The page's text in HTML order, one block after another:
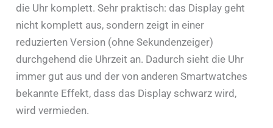
die Uhr komplett. Sehr praktisch: das Display geht
nicht komplett aus, sondern zeigt in einer
reduzierten Version (ohne Sekundenzeiger)
durchgehend die Uhrzeit an. Dadurch sieht die Uhr
immer gut aus und der von anderen Smartwatches
bekannte Effekt, dass das Display schwarz wird,
wird vermieden.